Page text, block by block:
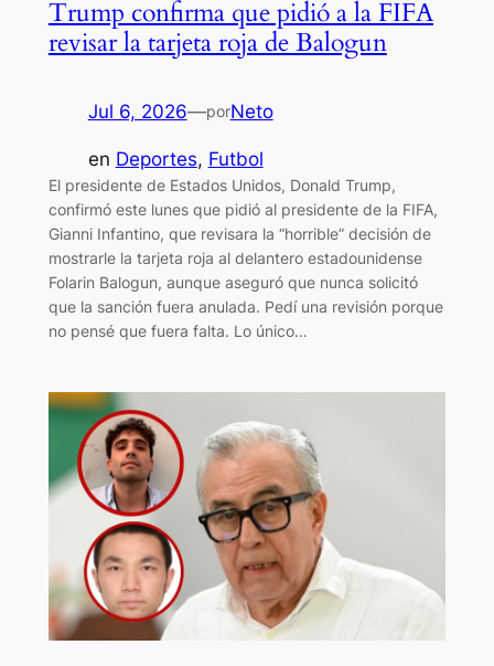
Trump confirma que pidió a la FIFA
revisar la tarjeta roja de Balogun
Jul 6, 2026—porNeto
en Deportes, Futbol
El presidente de Estados Unidos, Donald Trump,
confirmó este lunes que pidió al presidente de la FIFA,
Gianni Infantino, que revisara la “horrible” decisión de
mostrarle la tarjeta roja al delantero estadounidense
Folarin Balogun, aunque aseguró que nunca solicitó
que la sanción fuera anulada. Pedí una revisión porque
no pensé que fuera falta. Lo único…